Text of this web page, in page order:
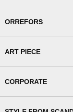
ORREFORS
ART PIECE
CORPORATE